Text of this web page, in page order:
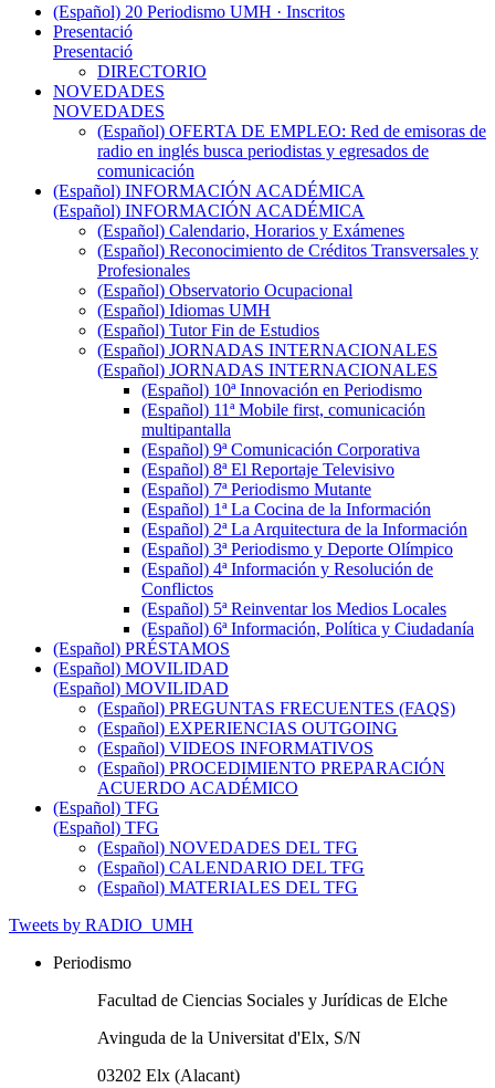
(Español) 20 Periodismo UMH · Inscritos
Presentació
Presentació
DIRECTORIO
NOVEDADES
NOVEDADES
(Español) OFERTA DE EMPLEO: Red de emisoras de
radio en inglés busca periodistas y egresados de
comunicación
(Español) INFORMACIÓN ACADÉMICA
(Español) INFORMACIÓN ACADÉMICA
(Español) Calendario, Horarios y Exámenes
(Español) Reconocimiento de Créditos Transversales y
Profesionales
(Español) Observatorio Ocupacional
(Español) Idiomas UMH
(Español) Tutor Fin de Estudios
(Español) JORNADAS INTERNACIONALES
(Español) JORNADAS INTERNACIONALES
(Español) 10ª Innovación en Periodismo
(Español) 11ª Mobile first, comunicación
multipantalla
(Español) 9ª Comunicación Corporativa
(Español) 8ª El Reportaje Televisivo
(Español) 7ª Periodismo Mutante
(Español) 1ª La Cocina de la Información
(Español) 2ª La Arquitectura de la Información
(Español) 3ª Periodismo y Deporte Olímpico
(Español) 4ª Información y Resolución de
Conflictos
(Español) 5ª Reinventar los Medios Locales
(Español) 6ª Información, Política y Ciudadanía
(Español) PRÉSTAMOS
(Español) MOVILIDAD
(Español) MOVILIDAD
(Español) PREGUNTAS FRECUENTES (FAQS)
(Español) EXPERIENCIAS OUTGOING
(Español) VIDEOS INFORMATIVOS
(Español) PROCEDIMIENTO PREPARACIÓN
ACUERDO ACADÉMICO
(Español) TFG
(Español) TFG
(Español) NOVEDADES DEL TFG
(Español) CALENDARIO DEL TFG
(Español) MATERIALES DEL TFG
Tweets by RADIO_UMH
Periodismo
Facultad de Ciencias Sociales y Jurídicas de Elche
Avinguda de la Universitat d'Elx, S/N
03202 Elx (Alacant)